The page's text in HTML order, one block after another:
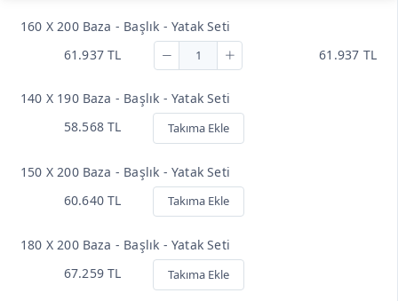
160 X 200 Baza - Başlık - Yatak Seti
61.937 TL
61.937 TL
140 X 190 Baza - Başlık - Yatak Seti
58.568 TL
Takıma Ekle
150 X 200 Baza - Başlık - Yatak Seti
60.640 TL
Takıma Ekle
180 X 200 Baza - Başlık - Yatak Seti
67.259 TL
Takıma Ekle